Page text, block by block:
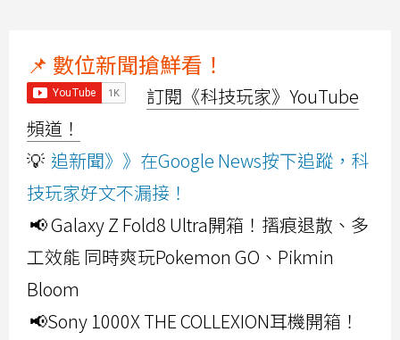
📌 數位新聞搶鮮看！
訂閱《科技玩家》YouTube
頻道！
💡 追新聞》》在Google News按下追蹤，科
技玩家好文不漏接！
📢 Galaxy Z Fold8 Ultra開箱！摺痕退散、多
工效能 同時爽玩Pokemon GO、Pikmin
Bloom
📢Sony 1000X THE COLLEXION耳機開箱！